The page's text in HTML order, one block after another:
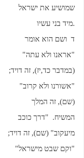
שמושיע את ישראל
מיד בני עשיו.
ד ושם הוא אומר
"אראנו ולא עתה"
(במדבר כד,יז), זה דויד;
"אשורנו ולא קרוב"
(שם), זה המלך
המשיח. "דרך כוכב
מיעקוב" (שם), זה דויד;
"וקם שבט מישראל"